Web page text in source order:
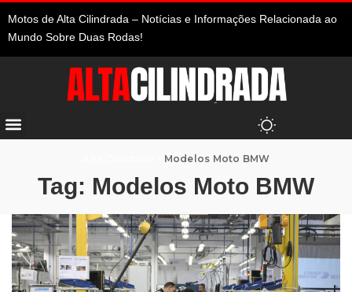
Motos de Alta Cilindrada – Notícias e Informações Relacionada ao
Mundo Sobre Duas Rodas!
Modelos Moto BMW
Tag: Modelos Moto BMW